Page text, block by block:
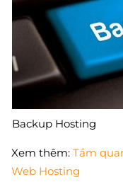
Backup Hosting
Xem thêm:Tầm
Web Hosting